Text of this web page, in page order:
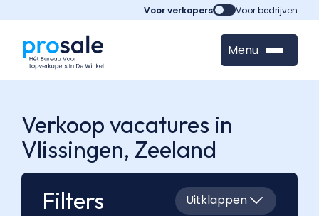
Voor verkopers Voor bedrijven
Menu
Verkoop vacatures in
Vlissingen, Zeeland
Filters
Uitklappen